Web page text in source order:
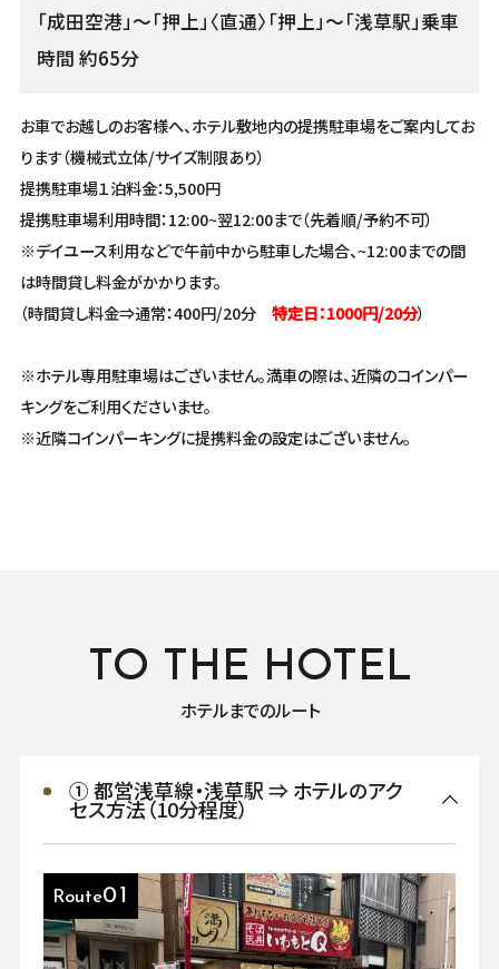
「成田空港」〜「押上」〈直通〉「押上」〜「浅草駅」乗車
時間 約65分
お車でお越しのお客様へ、ホテル敷地内の提携駐車場をご案内してお
ります（機械式立体/サイズ制限あり）
提携駐車場１泊料金：5,500円
提携駐車場利用時間：12:00~翌12:00まで（先着順/予約不可）
※デイユース利用などで午前中から駐車した場合、~12:00までの間
は時間貸し料金がかかります。
（時間貸し料金⇒通常：400円/20分 特定日：1000円/20分）
※ホテル専用駐車場はございません。満車の際は、近隣のコインパー
キングをご利用くださいませ。
※近隣コインパーキングに提携料金の設定はございません。
TO THE HOTEL
ホテルまでのルート
① 都営浅草線・浅草駅 ⇒ ホテルのアク
セス方法（10分程度）
Route01